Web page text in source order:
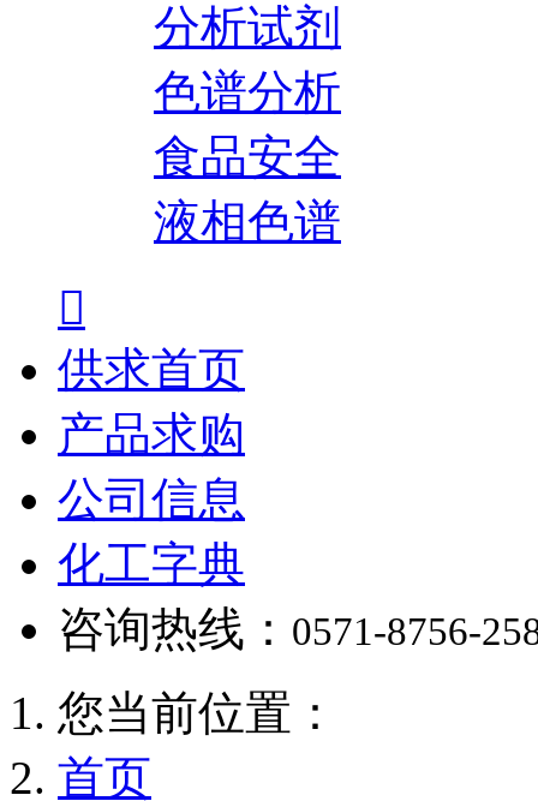
分析试剂
色谱分析
食品安全
液相色谱

供求首页
产品求购
公司信息
化工字典
咨询热线： 0571-8756-
您当前位置：
首页